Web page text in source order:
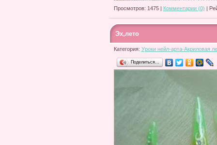
Просмотров: 1475 | Комментарии (0) |
Эх,лето
Категория: Уроки нейл-арта-Акриловая
Поделиться…